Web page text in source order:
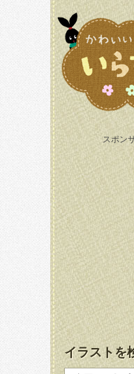
スポン
イラストを